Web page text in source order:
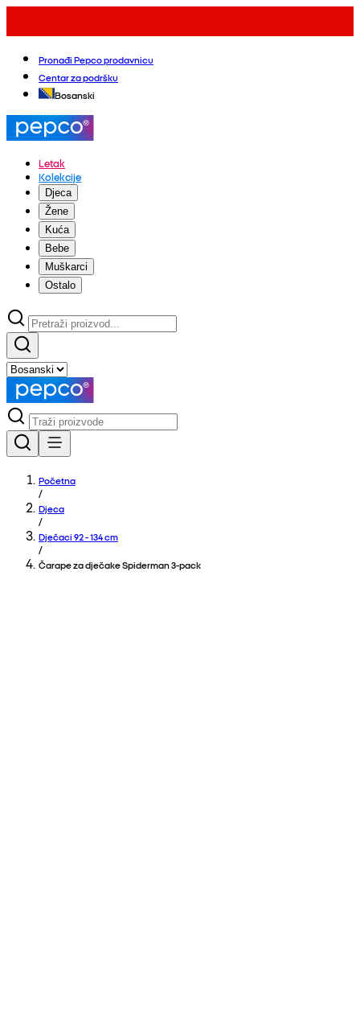
Pronađi Pepco prodavnicu
Centar za podršku
Bosanski
Letak
Kolekcije
Djeca
Žene
Kuća
Bebe
Muškarci
Ostalo
Početna
/
Djeca
/
Dječaci 92 - 134 cm
/
Čarape za dječake Spiderman 3-pack